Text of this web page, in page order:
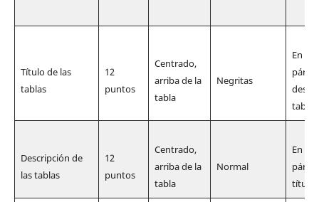
Tí­tulo de las
tablas
12
puntos
Centrado,
arriba de la
tabla
Negritas
En
tabla
Descripción de
las tablas
12
puntos
Centrado,
arriba de la
tabla
Normal
En
título